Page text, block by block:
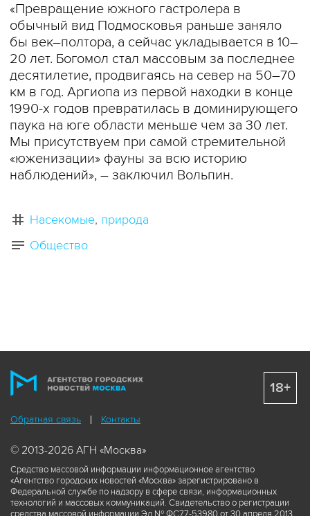
«Превращение южного гастролeра в
обычный вид Подмосковья раньше заняло
бы век–полтора, а сейчас укладывается в 10–
20 лет. Богомол стал массовым за последнее
десятилетие, продвигаясь на север на 50–70
км в год. Аргиопа из первой находки в конце
1990-х годов превратилась в доминирующего
паука на юге области меньше чем за 30 лет.
Мы присутствуем при самой стремительной
«юженизации» фауны за всю историю
наблюдений», – заключил Вольпин.
Насекомые природа
Общество
Обратная связь Контакты
© 2013-2026 АГН «Москва»
Средство массовой информации информационное агентство
«Агентство городских новостей «Москва» зарегистрировано в
Федеральной службе по надзору в сфере связи, информационных
технологий и массовых коммуникаций. Свидетельство о регистрации
18+